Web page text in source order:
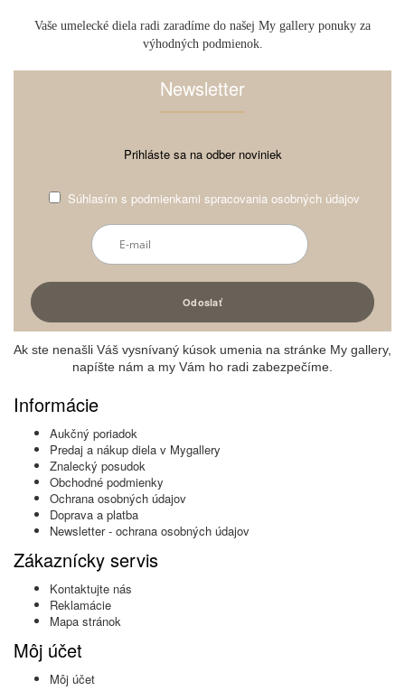
Vaše umelecké diela radi zaradíme do našej My gallery ponuky za
výhodných podmienok.
Newsletter
Prihláste sa na odber noviniek
Súhlasím s podmienkami spracovania osobných údajov
Ak ste nenašli Váš vysnívaný kúsok umenia na stránke My gallery,
napíšte nám a my Vám ho radi zabezpečíme.
Informácie
Aukčný poriadok
Predaj a nákup diela v Mygallery
Znalecký posudok
Obchodné podmienky
Ochrana osobných údajov
Doprava a platba
Newsletter - ochrana osobných údajov
Zákaznícky servis
Kontaktujte nás
Reklamácie
Mapa stránok
Môj účet
Môj účet